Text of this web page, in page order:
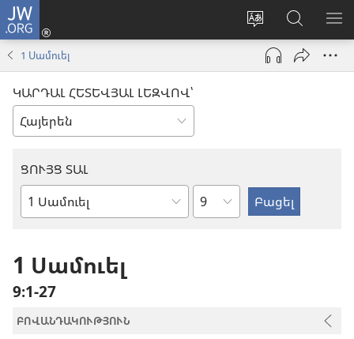
JW.ORG
Փոխել
կայքի
լեզուն
Մուտքագրվել
(բացվումՈրոնում
JW.ORG
կայքում
1 Սամուել
ԿԱՐԴԱԼ ՀԵՏԵՎՅԱԼ ԼԵԶՎՈՎ՝
ՑՈՒՅՑ ՏԱԼ
Աստվածաշնչյան
Ըստ
գլուխների
1 Սամուել
9։1-27
ԲՈՎԱՆԴԱԿՈՒԹՅՈՒՆ